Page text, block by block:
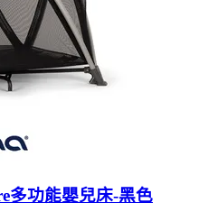
多功能嬰兒床-黑色